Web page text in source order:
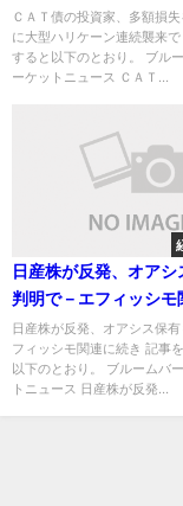
続襲来で
ＣＡＴ債の投資家、多額損
に大型ハリケーン連続襲来
すると以下のとおり。 ブル
ーケットニュース ＣＡＴ...
日産株が反発、オアシ
判明で－エフィッシモ
き
日産株が反発、オアシス保
フィッシモ関連に続き 記事
以下のとおり。 ブルームバ
トニュース 日産株が反発...